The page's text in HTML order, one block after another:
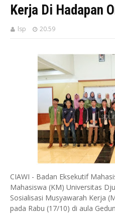
Kerja Di Hadapan
lsp 20.59
CIAWI - Badan Eksekutif
Mahasiswa (KM) Universitas
Sosialisasi Musyawarah Kerja
pada Rabu (17/10) di aula